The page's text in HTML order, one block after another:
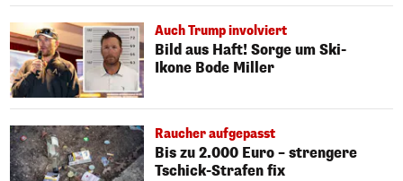
Auch Trump involviert
Bild aus Haft! Sorge um Ski-
Ikone Bode Miller
Raucher aufgepasst
Bis zu 2.000 Euro – strengere
Tschick-Strafen fix